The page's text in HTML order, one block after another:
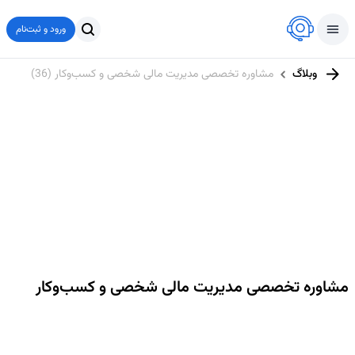
ورود و ثبت‌نام
وبلاگ مشاوره تخصصی مدیریت مالی شخصی و کسب‌وکار (36)
مشاوره تخصصی مدیریت مالی شخصی و کسب‌وکار